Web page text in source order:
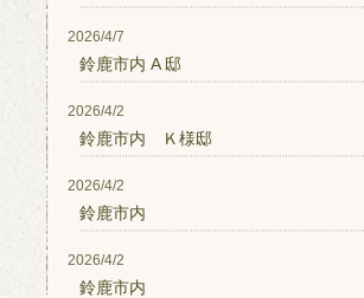
2026/4/7
鈴鹿市内 A 邸
2026/4/2
鈴鹿市内 Ｋ様邸
2026/4/2
鈴鹿市内
2026/4/2
鈴鹿市内